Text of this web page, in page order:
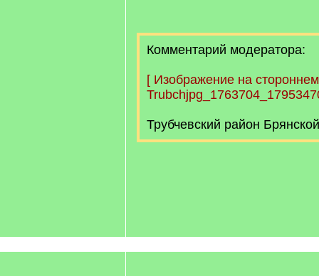
Комментарий модератора:
[ Изображение на
Трубчевский район